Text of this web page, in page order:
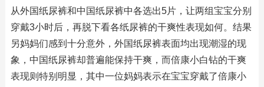
从外国纸尿裤和中国纸尿裤中各选出5片，让两组宝宝分别
穿戴3小时后，再脱下看各纸尿裤的干爽性表现如何。结果
另妈妈们感到十分意外，外国纸尿裤表面均出现潮湿的现
象，中国纸尿裤却普遍能保持干爽，而倍康小白钻的干爽
表现则特别明显，其中一位妈妈表示在宝宝穿戴了倍康小